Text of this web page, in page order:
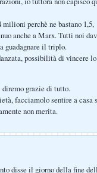
milioni perchè ne bastano 1,5,
anche a Marx. Tutti noi
guadagnare il triplo.
possibilità di vincere lo
grazie di tutto.
facciamolo sentire a casa
non merita.
disse il giorno della fine